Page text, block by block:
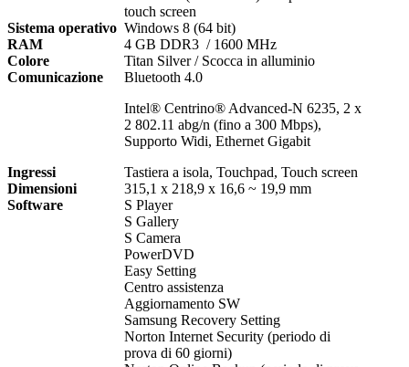
touch screen
Sistema operativo Windows 8 (64 bit)
RAM
4 GB DDR3 / 1600 MHz
Colore
Titan Silver / Scocca in alluminio
Comunicazione
Bluetooth 4.0
Intel® Centrino® Advanced-N 6235, 2 x
2 802.11 abg/n (fino a 300 Mbps),
Supporto Widi, Ethernet Gigabit
Ingressi
Tastiera a isola, Touchpad, Touch screen
Dimensioni
315,1 x 218,9 x 16,6 ~ 19,9 mm
Software
S Player
S Gallery
S Camera
PowerDVD
Easy Setting
Centro assistenza
Aggiornamento SW
Samsung Recovery Setting
Norton Internet Security (periodo di
prova di 60 giorni)